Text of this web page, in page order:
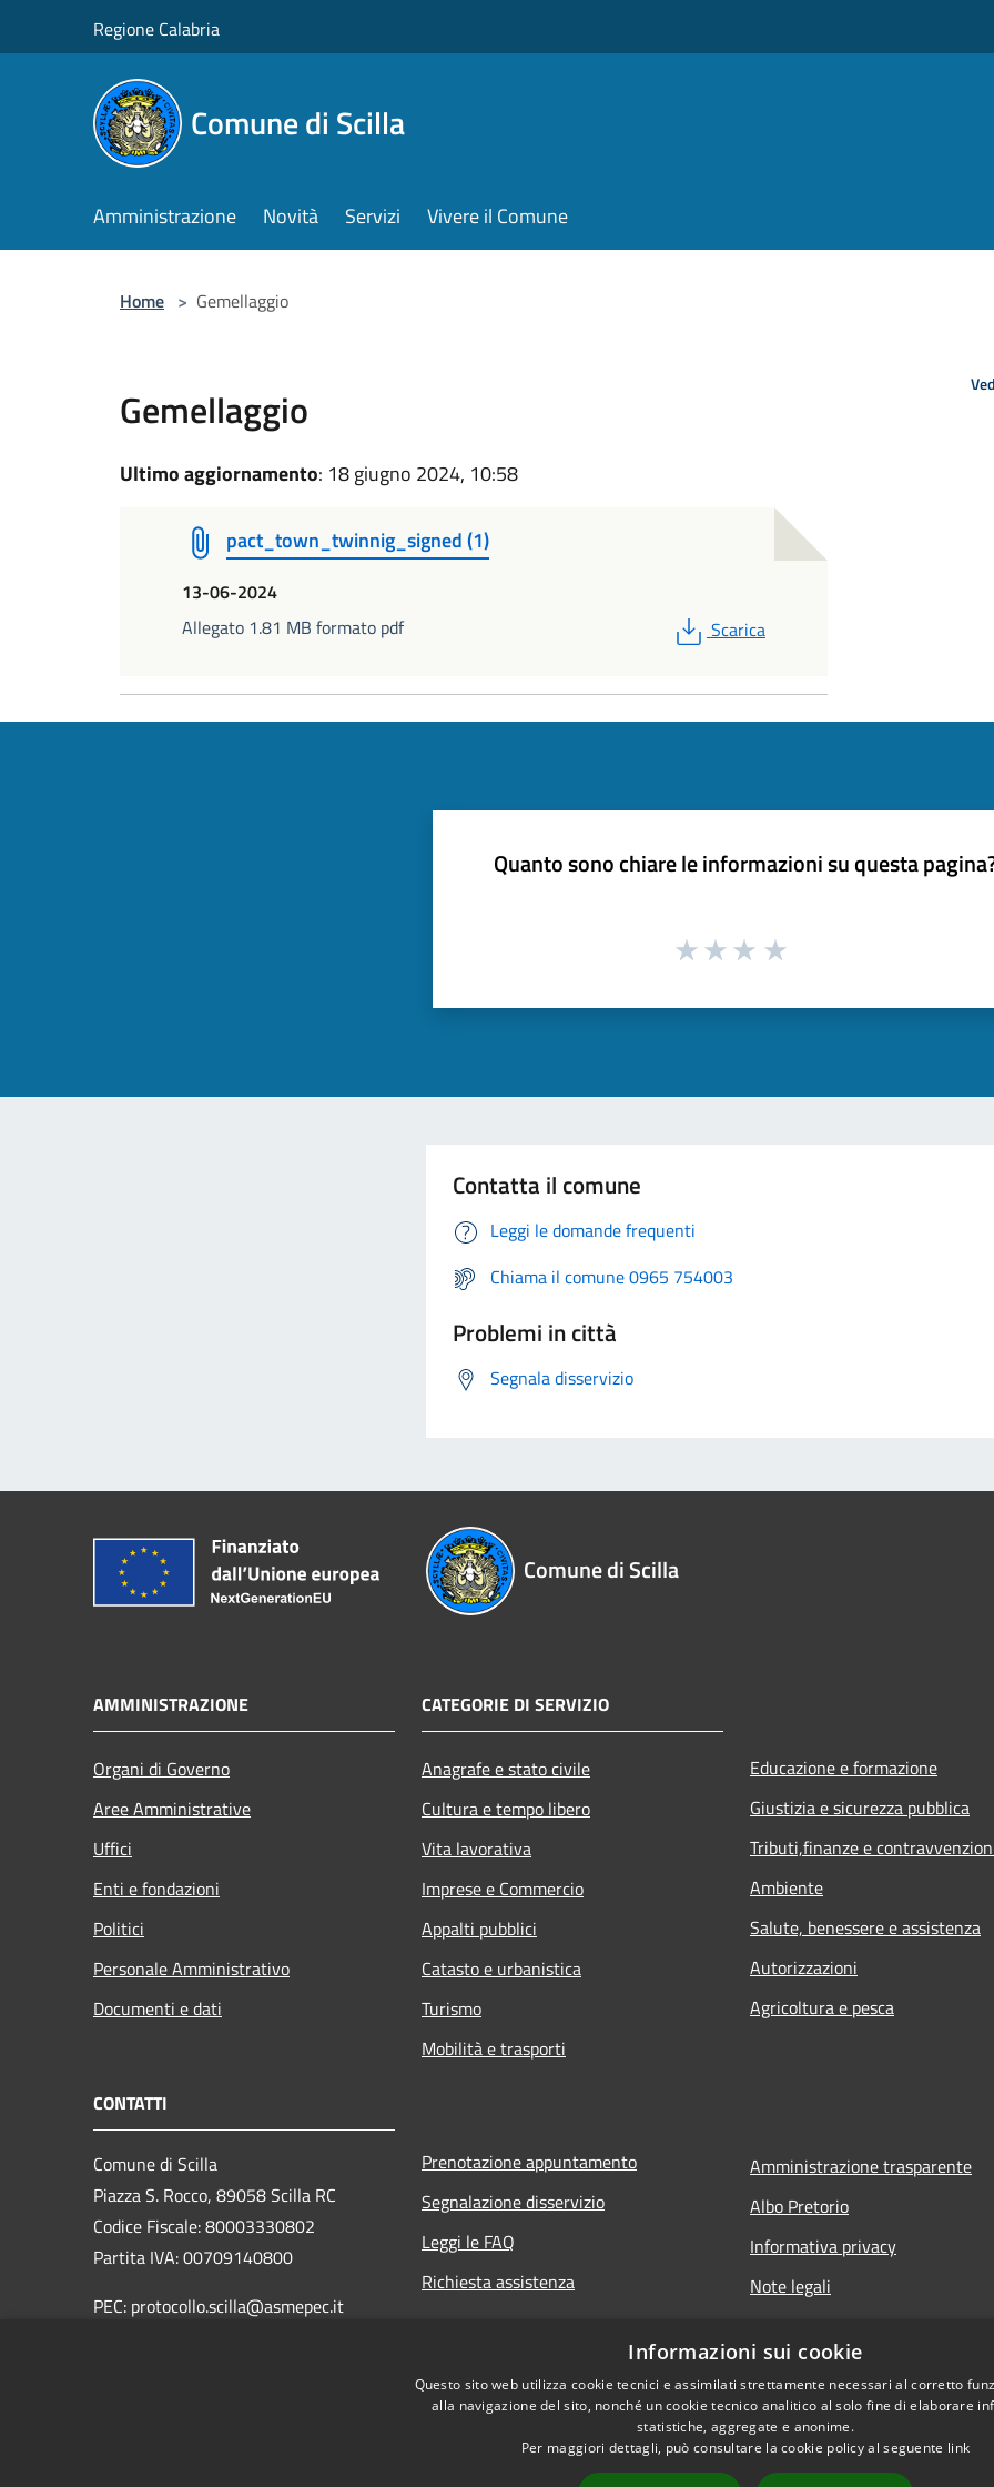
Regione Calabria
Comune di Scilla
Amministrazione Novità Servizi Vivere il Comune
Home > Gemellaggio
Gemellaggio
Ultimo aggiornamento: 18 giugno 2024, 10:58
pact_town_twinnig_signed (1)
13-06-2024
Allegato 1.81 MB formato pdf
PDF
Scarica
Quanto sono chiare le informazioni su questa
Contatta il comune
Leggi le domande frequenti
Chiama il comune 0965 754003
Problemi in città
Segnala disservizio
Comune di Scilla
AMMINISTRAZIONE
Organi di Governo
Aree Amministrative
Uffici
Enti e fondazioni
Politici
Personale Amministrativo
Documenti e dati
CATEGORIE DI SERVIZIO
Anagrafe e stato civile
Cultura e tempo libero
Vita lavorativa
Imprese e Commercio
Appalti pubblici
Catasto e urbanistica
Turismo
Mobilità e trasporti
Educazione e formazione
Giustizia e sicurezza pubblica
Tributi,finanze e
Ambiente
Salute, benessere e assistenza
Autorizzazioni
Agricoltura e pesca
CONTATTI
Comune di Scilla
Piazza S. Rocco, 89058 Scilla RC
Codice Fiscale: 80003330802
Partita IVA: 00709140800
PEC: protocollo.scilla@asmepec.it
Prenotazione appuntamento
Segnalazione disservizio
Leggi le FAQ
Richiesta assistenza
Amministrazione trasparente
Albo Pretorio
Informativa privacy
Note legali
Informazioni sui cookie
Questo sito web utilizza cookie tecnici e assimilati strettamente necessari al corretto
alla navigazione del sito, nonché un cookie tecnico analitico al solo fine di elaborare
statistiche, aggregate e anonime.
Per maggiori dettagli, può consultare la cookie policy al seguente link